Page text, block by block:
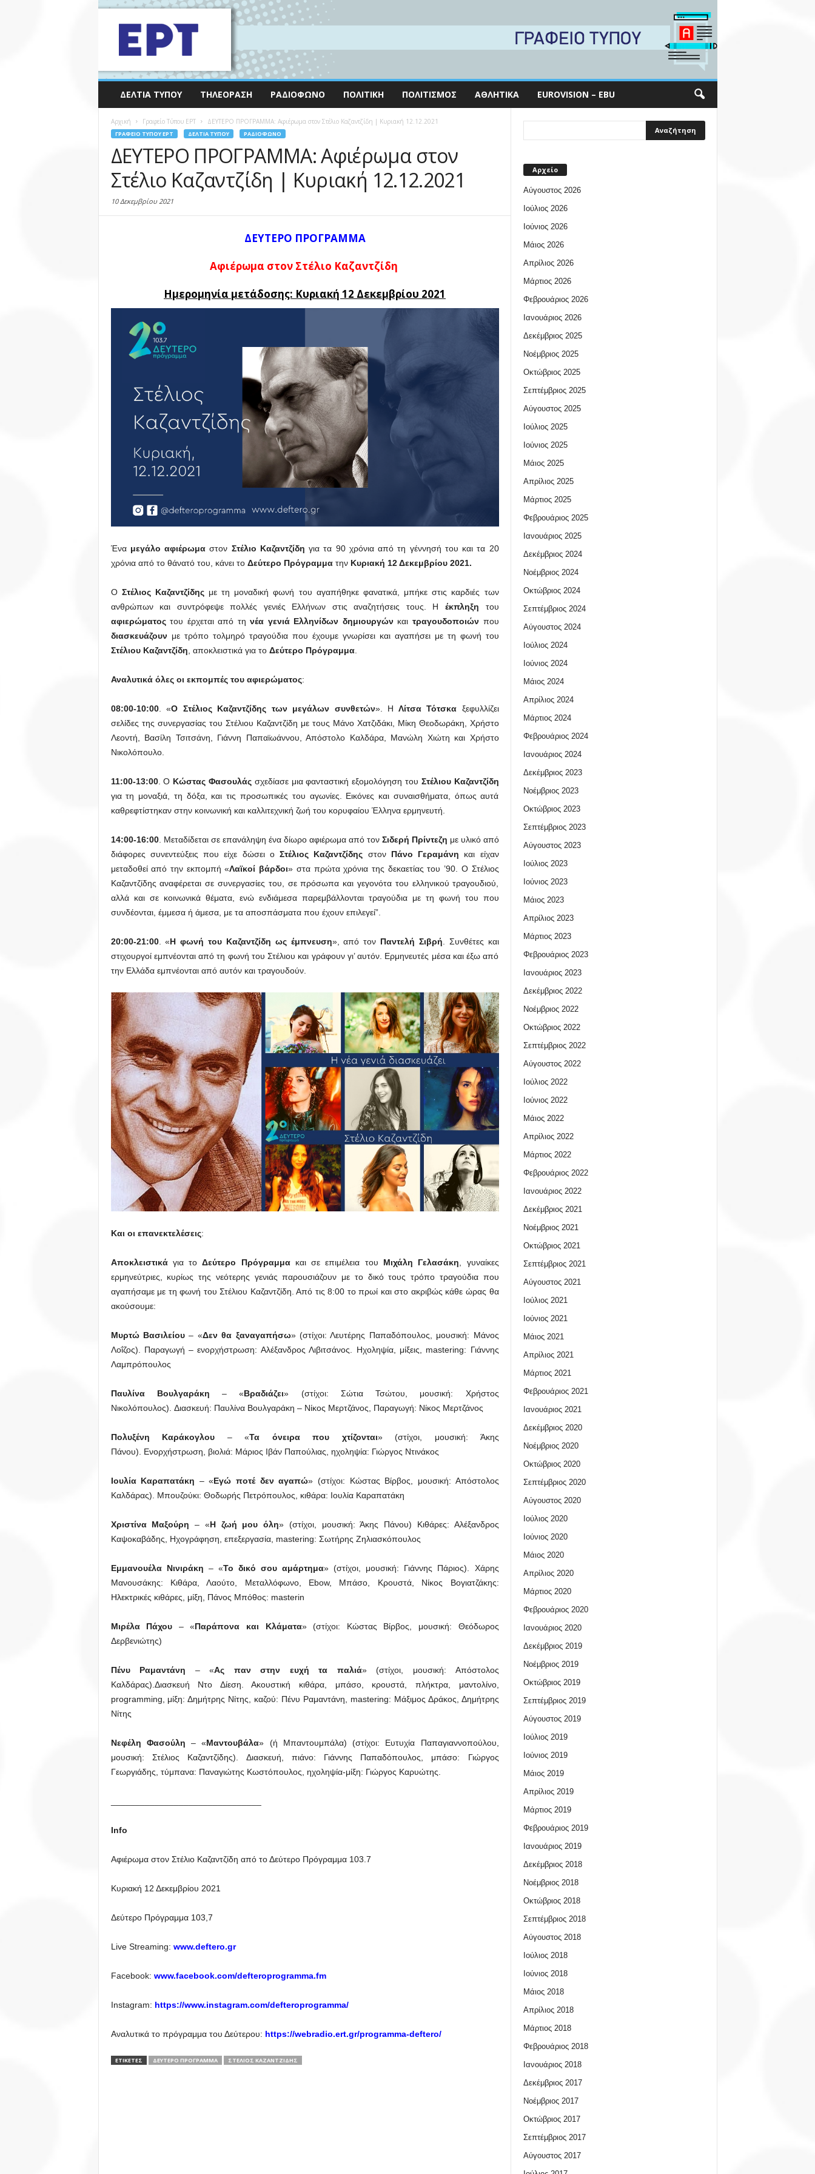
ΔΕΛΤΊΑ ΤΎΠΟΥ ΤΗΛΕΌΡΑΣΗ ΡΑΔΙΌΦΩΝΟ ΠΟΛΙΤΙΚΉ ΠΟΛΙΤΙΣΜΌΣ ΑΘΛΗΤΙΚΆ EUROVISION – EBU
Αρχική Γραφείο Τύπου ΕΡΤ ΔΕΥΤΕΡΟ ΠΡΟΓΡΑΜΜΑ: Αφιέρωμα στον Στέλιο Καζαντζίδη | Κυριακή 12.12.2021
ΓΡΑΦΕΊΟ ΤΎΠΟΥ ΕΡΤ ΔΕΛΤΊΑ ΤΎΠΟΥ ΡΑΔΙΌΦΩΝΟ
ΔΕΥΤΕΡΟ ΠΡΟΓΡΑΜΜΑ: Αφιέρωμα στον
Στέλιο Καζαντζίδη | Κυριακή 12.12.2021
10 Δεκεμβρίου 2021
ΔΕΥΤΕΡΟ ΠΡΟΓΡΑΜΜΑ
Αφιέρωμα στον Στέλιο Καζαντζίδη
Ημερομηνία μετάδοσης: Κυριακή 12 Δεκεμβρίου 2021
Ένα μεγάλο αφιέρωμα στον Στέλιο Καζαντζίδη για τα 90 χρόνια από τη γέννησή του και τα 20
χρόνια από το θάνατό του, κάνει το Δεύτερο Πρόγραμματην Κυριακή 12 Δεκεμβρίου 2021.
Ο Στέλιος Καζαντζίδηςμε τη μοναδική φωνή του αγαπήθηκε φανατικά, μπήκε στις καρδιές των
ανθρώπων και συντρόφεψε πολλές γενιές Ελλήνων στις αναζητήσεις τους. Η έκπληξη του
αφιερώματοςτου έρχεται από τηνέα γενιά Ελληνίδων δημιουργώνκαι τραγουδοποιώνπου
διασκευάζουνμε τρόπο τολμηρό τραγούδια που έχουμε γνωρίσει και αγαπήσει με τη φωνή του
Στέλιου Καζαντζίδη, αποκλειστικά για το Δεύτερο Πρόγραμμα.
Αναλυτικά όλες οι εκπομπές του αφιερώματος:
08:00-10:00. «Ο Στέλιος Καζαντζίδης των μεγάλων συνθετών». Η Λίτσα Τότσκα ξεφυλλίζει
σελίδες της συνεργασίας του Στέλιου Καζαντζίδη με τους Μάνο Χατζιδάκι, Μίκη Θεοδωράκη, Χρήστο
Λεοντή, Βασίλη Τσιτσάνη, Γιάννη Παπαϊωάννου, Απόστολο Καλδάρα, Μανώλη Χιώτη και Χρήστο
Νικολόπουλο.
11:00-13:00. Ο Κώστας Φασουλάςσχεδίασε μια φανταστική εξομολόγηση του Στέλιου Καζαντζίδη
για τη μοναξιά, τη δόξα, και τις προσωπικές του αγωνίες. Εικόνες και συναισθήματα, όπως αυτά
καθρεφτίστηκαν στην κοινωνική και καλλιτεχνική ζωή του κορυφαίου Έλληνα ερμηνευτή.
14:00-16:00. Μεταδίδεται σε επανάληψη ένα δίωρο αφιέρωμα από τον Σιδερή Πρίντεζη με υλικό από
διάφορες συνεντεύξεις που είχε δώσει ο Στέλιος Καζαντζίδης στον Πάνο Γεραμάνη και είχαν
μεταδοθεί από την εκπομπή «Λαϊκοί βάρδοι» στα πρώτα χρόνια της δεκαετίας του ’90. Ο Στέλιος
Καζαντζίδης αναφέρεται σε συνεργασίες του, σε πρόσωπα και γεγονότα του ελληνικού τραγουδιού,
αλλά και σε κοινωνικά θέματα, ενώ ενδιάμεσα παρεμβάλλονται τραγούδια με τη φωνή του που
συνδέονται, έμμεσα ή άμεσα, με τα αποσπάσματα που έχουν επιλεγεί”.
20:00-21:00. «Η φωνή του Καζαντζίδη ως έμπνευση», από τον Παντελή Σιβρή. Συνθέτες και
στιχουργοί εμπνέονται από τη φωνή του Στέλιου και γράφουν γι’ αυτόν. Ερμηνευτές μέσα και έξω από
την Ελλάδα εμπνέονται από αυτόν και τραγουδούν.
Και οι επανεκτελέσεις:
Αποκλειστικάγια τοΔεύτερο Πρόγραμμακαι σε επιμέλεια του Μιχάλη Γελασάκη , γυναίκες
ερμηνεύτριες, κυρίως της νεότερης γενιάς παρουσιάζουν με το δικό τους τρόπο τραγούδια που
αγαπήσαμε με τη φωνή του Στέλιου Καζαντζίδη. Από τις 8:00 το πρωί και στο ακριβώς κάθε ώρας θα
ακούσουμε:
Μυρτώ Βασιλείου– «Δεν θα ξαναγαπήσω» (στίχοι: Λευτέρης Παπαδόπουλος, μουσική: Μάνος
Λοΐζος). Παραγωγή – ενορχήστρωση: Αλέξανδρος Λιβιτσάνος. Ηχοληψία, μίξεις, mastering: Γιάννης
Λαμπρόπουλος
Παυλίνα Βουλγαράκη – «Βραδιάζει» (στίχοι: Σώτια Τσώτου, μουσική: Χρήστος
Νικολόπουλος). Διασκευή: Παυλίνα Βουλγαράκη – Νίκος Μερτζάνος, Παραγωγή: Νίκος Μερτζάνος
Πολυξένη Καράκογλου – «Τα όνειρα που χτίζονται» (στίχοι, μουσική: Άκης
Πάνου). Ενορχήστρωση, βιολιά: Μάριος Ιβάν Παπούλιας, ηχοληψία: Γιώργος Ντινάκος
Ιουλία Καραπατάκη – «Εγώ ποτέ δεν αγαπώ» (στίχοι: Κώστας Βίρβος, μουσική: Απόστολος
Καλδάρας). Μπουζούκι: Θοδωρής Πετρόπουλος, κιθάρα: Ιουλία Καραπατάκη
Χριστίνα Μαξούρη – «Η ζωή μου όλη» (στίχοι, μουσική: Άκης Πάνου) Κιθάρες: Αλέξανδρος
Καψοκαβάδης, Ηχογράφηση, επεξεργασία, mastering: Σωτήρης Ζηλιασκόπουλος
Εμμανουέλα Νινιράκη – «Το δικό σου αμάρτημα» (στίχοι, μουσική: Γιάννης Πάριος). Χάρης
Μανουσάκης: Κιθάρα, Λαούτο, Μεταλλόφωνο, Ebow, Μπάσο, Κρουστά, Νίκος Βογιατζάκης:
Ηλεκτρικές κιθάρες, μίξη, Πάνος Μπόθος: masterin
Μιρέλα Πάχου – «Παράπονα και Κλάματα» (στίχοι: Κώστας Βίρβος, μουσική: Θεόδωρος
Δερβενιώτης)
Πένυ Ραμαντάνη – «Ας παν στην ευχή τα παλιά» (στίχοι, μουσική: Απόστολος
Καλδάρας).Διασκευή Ντο Δίεση. Ακουστική κιθάρα, μπάσο, κρουστά, πλήκτρα, μαντολίνο,
programming, μίξη: Δημήτρης Νίτης, καζού: Πένυ Ραμαντάνη, mastering: Μάξιμος Δράκος, Δημήτρης
Νίτης
Νεφέλη Φασούλη – «Μαντουβάλα» (ή Μπαντουμπάλα) (στίχοι: Ευτυχία Παπαγιαννοπούλου,
μουσική: Στέλιος Καζαντζίδης). Διασκευή, πιάνο: Γιάννης Παπαδόπουλος, μπάσο: Γιώργος
Γεωργιάδης, τύμπανα: Παναγιώτης Κωστόπουλος, ηχοληψία-μίξη: Γιώργος Καρυώτης.
Info
Αφιέρωμα στον Στέλιο Καζαντζίδη από το Δεύτερο Πρόγραμμα 103.7
Κυριακή 12 Δεκεμβρίου 2021
Δεύτερο Πρόγραμμα 103,7
Live Streaming: www.deftero.gr
Facebook: www.facebook.com/defteroprogramma.fm
Instagram: https://www.instagram.com/defteroprogramma/
Αναλυτικά το πρόγραμμα του Δεύτερου: https://webradio.ert.gr/programma-deftero/
ΕΤΙΚΕΤΕΣ ΔΕΎΤΕΡΟ ΠΡΌΓΡΑΜΜΑ ΣΤΈΛΙΟΣ ΚΑΖΑΝΤΖΊΔΗΣ
Αρχείο
Αύγουστος 2026
Ιούλιος 2026
Ιούνιος 2026
Μάιος 2026
Απρίλιος 2026
Μάρτιος 2026
Φεβρουάριος 2026
Ιανουάριος 2026
Δεκέμβριος 2025
Νοέμβριος 2025
Οκτώβριος 2025
Σεπτέμβριος 2025
Αύγουστος 2025
Ιούλιος 2025
Ιούνιος 2025
Μάιος 2025
Απρίλιος 2025
Μάρτιος 2025
Φεβρουάριος 2025
Ιανουάριος 2025
Δεκέμβριος 2024
Νοέμβριος 2024
Οκτώβριος 2024
Σεπτέμβριος 2024
Αύγουστος 2024
Ιούλιος 2024
Ιούνιος 2024
Μάιος 2024
Απρίλιος 2024
Μάρτιος 2024
Φεβρουάριος 2024
Ιανουάριος 2024
Δεκέμβριος 2023
Νοέμβριος 2023
Οκτώβριος 2023
Σεπτέμβριος 2023
Αύγουστος 2023
Ιούλιος 2023
Ιούνιος 2023
Μάιος 2023
Απρίλιος 2023
Μάρτιος 2023
Φεβρουάριος 2023
Ιανουάριος 2023
Δεκέμβριος 2022
Νοέμβριος 2022
Οκτώβριος 2022
Σεπτέμβριος 2022
Αύγουστος 2022
Ιούλιος 2022
Ιούνιος 2022
Μάιος 2022
Απρίλιος 2022
Μάρτιος 2022
Φεβρουάριος 2022
Ιανουάριος 2022
Δεκέμβριος 2021
Νοέμβριος 2021
Οκτώβριος 2021
Σεπτέμβριος 2021
Αύγουστος 2021
Ιούλιος 2021
Ιούνιος 2021
Μάιος 2021
Απρίλιος 2021
Μάρτιος 2021
Φεβρουάριος 2021
Ιανουάριος 2021
Δεκέμβριος 2020
Νοέμβριος 2020
Οκτώβριος 2020
Σεπτέμβριος 2020
Αύγουστος 2020
Ιούλιος 2020
Ιούνιος 2020
Μάιος 2020
Απρίλιος 2020
Μάρτιος 2020
Φεβρουάριος 2020
Ιανουάριος 2020
Δεκέμβριος 2019
Νοέμβριος 2019
Οκτώβριος 2019
Σεπτέμβριος 2019
Αύγουστος 2019
Ιούλιος 2019
Ιούνιος 2019
Μάιος 2019
Απρίλιος 2019
Μάρτιος 2019
Φεβρουάριος 2019
Ιανουάριος 2019
Δεκέμβριος 2018
Νοέμβριος 2018
Οκτώβριος 2018
Σεπτέμβριος 2018
Αύγουστος 2018
Ιούλιος 2018
Ιούνιος 2018
Μάιος 2018
Απρίλιος 2018
Μάρτιος 2018
Φεβρουάριος 2018
Ιανουάριος 2018
Δεκέμβριος 2017
Νοέμβριος 2017
Οκτώβριος 2017
Σεπτέμβριος 2017
Αύγουστος 2017